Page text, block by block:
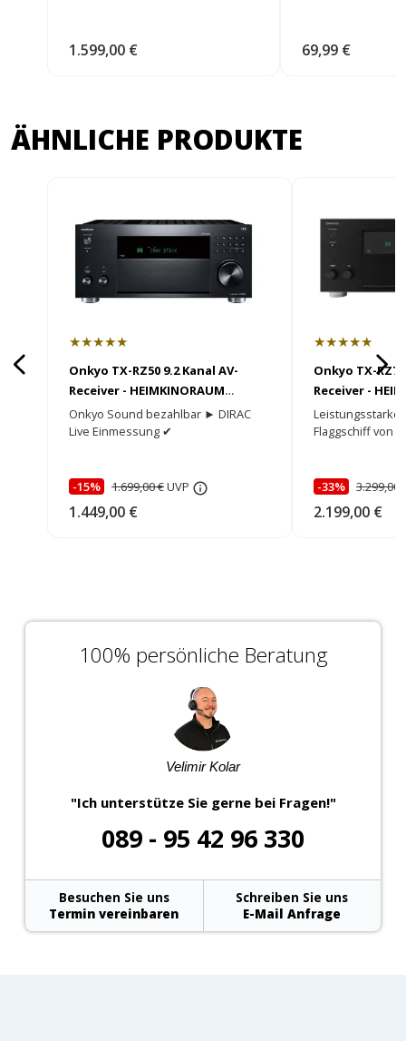
1.599,00 € 69,99 €
ÄHNLICHE PRODUKTE
★★★★★
Onkyo TX-RZ50 9.2 Kanal AV-
Receiver - HEIMKINORAUM
Edition
Onkyo Sound bezahlbar ► DIRAC
Live Einmessung ✔
-15% 1.699,00 €UVP
1.449,00 €
★★★★★
Onkyo TX-
Receiver -
Edition
Flaggschiff von
-33% 3.299,00
2.199,00 €
100% persönliche Beratung
Velimir Kolar
"Ich unterstütze Sie gerne bei Fragen!"
089 - 95 42 96 330
Besuchen Sie uns
Termin vereinbaren
Schreiben Sie uns
E-Mail Anfrage